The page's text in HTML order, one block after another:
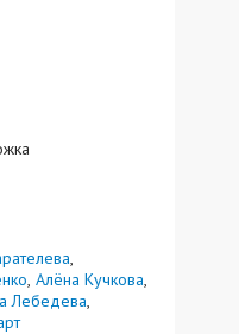
Алёна Кучкова
Лебедева